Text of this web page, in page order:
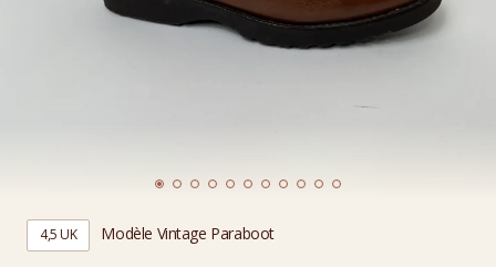
4,5 UK Modèle Vintage Paraboot